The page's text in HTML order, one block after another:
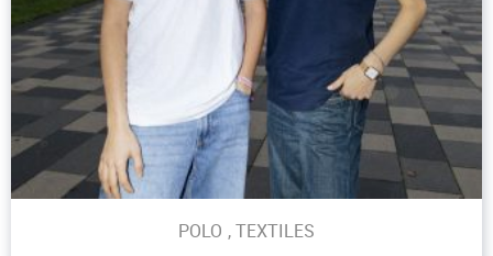
POLO ,TEXTILES